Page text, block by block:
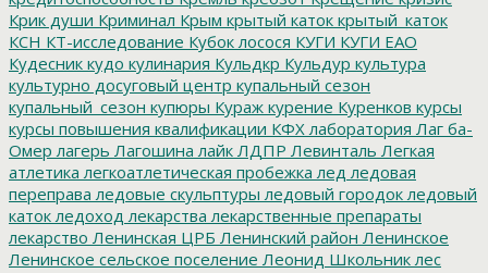
Крик души Криминал Крым крытый каток крытый_каток
КСН КТ-исследование Кубок лосося КУГИ КУГИ ЕАО
Кудесник кудо кулинария Кульдкр Кульдур культура
культурно досуговый центр купальный сезон
купальный_сезон купюры Кураж курение Куренков курсы
курсы повышения квалификации КФХ лаборатория Лаг ба-
Омер лагерь Лагошина лайк ЛДПР Левинталь Легкая
атлетика легкоатлетическая пробежка лед ледовая
переправа ледовые скульптуры ледовый городок ледовый
каток ледоход лекарства лекарственные препараты
лекарство Ленинская ЦРБ Ленинский район Ленинское
Ленинское сельское поселение Леонид Школьник лес